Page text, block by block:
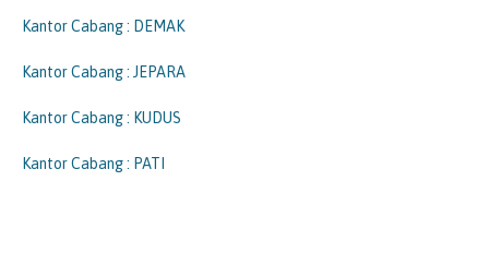
Kantor Cabang : DEMAK
Kantor Cabang : JEPARA
Kantor Cabang : KUDUS
Kantor Cabang : PATI